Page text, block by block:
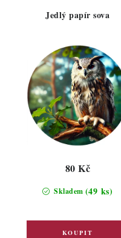
Jedlý papír sova
Skladem (49 ks)
80 Kč